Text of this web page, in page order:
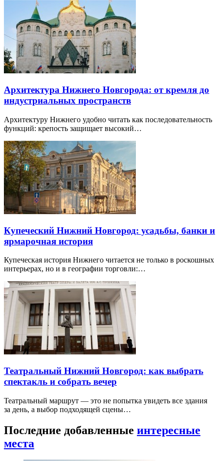
Архитектура Нижнего Новгорода: от кремля до
индустриальных пространств
Архитектуру Нижнего удобно читать как последовательность
функций: крепость защищает высокий…
Купеческий Нижний Новгород: усадьбы, банки и
ярмарочная история
Купеческая история Нижнего читается не только в роскошных
интерьерах, но и в географии торговли:…
Театральный Нижний Новгород: как выбрать
спектакль и собрать вечер
Театральный маршрут — это не попытка увидеть все здания
за день, а выбор подходящей сцены…
Последние добавленные интересные
места